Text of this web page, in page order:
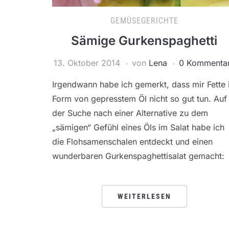
GEMÜSEGERICHTE
Sämige Gurkenspaghetti
13. Oktober 2014 von Lena 0
Irgendwann habe ich gemerkt, dass mir Fette
Form von gepresstem Öl nicht so gut tun. Auf
der Suche nach einer Alternative zu dem
„sämigen“ Gefühl eines Öls im Salat habe ich
die Flohsamenschalen entdeckt und einen
wunderbaren Gurkenspaghettisalat gemacht:
WEITERLESEN